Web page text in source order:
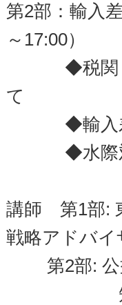
第2部：輸入
～17:00）
◆税関（水
て
◆輸入差
◆水際対
講師 第1部:
戦略アドバ
第2部: 公
知的財産